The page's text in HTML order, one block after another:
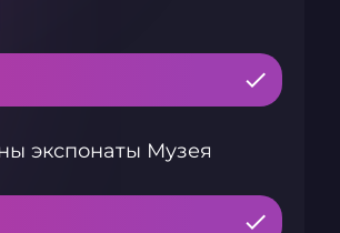
экспонаты Музея